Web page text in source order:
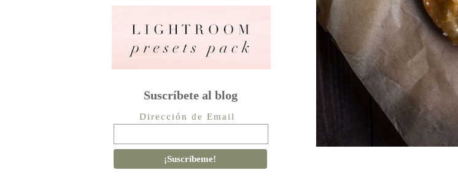
Suscríbete al blog
Dirección de Email